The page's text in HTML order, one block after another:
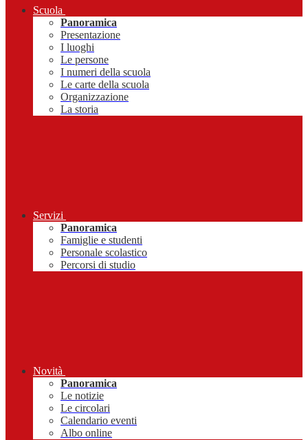
Scuola
Panoramica
Presentazione
I luoghi
Le persone
I numeri della scuola
Le carte della scuola
Organizzazione
La storia
Servizi
Panoramica
Famiglie e studenti
Personale scolastico
Percorsi di studio
Novità
Panoramica
Le notizie
Le circolari
Calendario eventi
Albo online